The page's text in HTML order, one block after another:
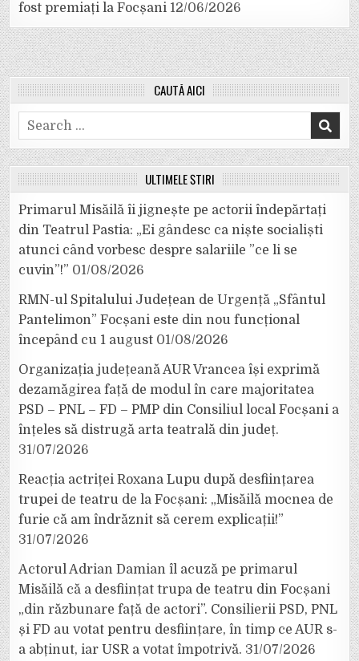
fost premiați la Focșani 12/06/2026
CAUTĂ AICI
Search
for:
ULTIMELE ȘTIRI
Primarul Misăilă îi jignește pe actorii îndepărtați
din Teatrul Pastia: „Ei gândesc ca niște socialiști
atunci când vorbesc despre salariile ”ce li se
cuvin”!” 01/08/2026
RMN-ul Spitalului Județean de Urgență „Sfântul
Pantelimon” Focșani este din nou funcțional
începând cu 1 august 01/08/2026
Organizația județeană AUR Vrancea își exprimă
dezamăgirea față de modul în care majoritatea
PSD – PNL – FD – PMP din Consiliul local Focșani a
înțeles să distrugă arta teatrală din județ.
31/07/2026
Reacția actriței Roxana Lupu după desființarea
trupei de teatru de la Focșani: „Misăilă mocnea de
furie că am îndrăznit să cerem explicații!”
31/07/2026
Actorul Adrian Damian îl acuză pe primarul
Misăilă că a desființat trupa de teatru din Focșani
„din răzbunare față de actori”. Consilierii PSD, PNL
și FD au votat pentru desființare, în timp ce AUR s-
a abținut, iar USR a votat împotrivă. 31/07/2026